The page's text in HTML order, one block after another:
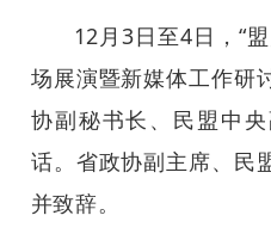
12月3日至4日，“
场展演暨新媒体工作研
协副秘书长、民盟中
话。省政协副主席、民
并致辞。